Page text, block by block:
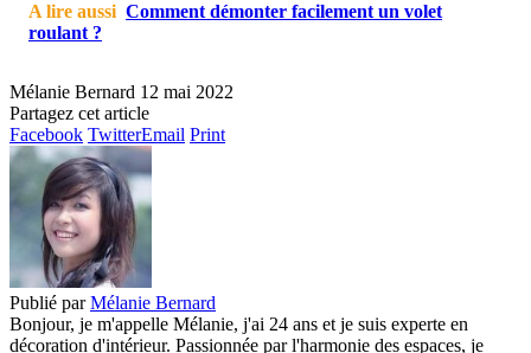
A lire aussi Comment démonter facilement un volet
roulant ?
Mélanie Bernard 12 mai 2022
Partagez cet article
Facebook TwitterEmail Print
Publié par Mélanie Bernard
Bonjour, je m'appelle Mélanie, j'ai 24 ans et je suis experte en
décoration d'intérieur. Passionnée par l'harmonie des espaces, je